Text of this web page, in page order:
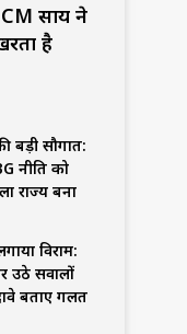
CM साय ने
है
बड़ी सौगात:
नीति को
राज्य बना
विराम:
उठे सवालों
बताए गलत